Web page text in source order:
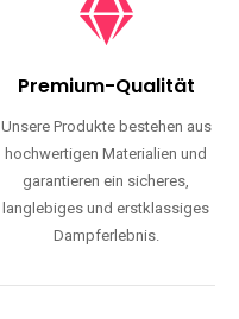
Premium-Qualität
Unsere Produkte bestehen aus
hochwertigen Materialien und
garantieren ein sicheres,
langlebiges und erstklassiges
Dampferlebnis.